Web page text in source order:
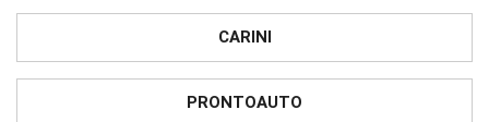
CARINI
PRONTOAUTO